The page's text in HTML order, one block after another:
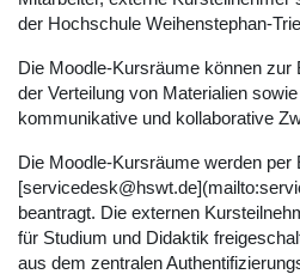
der Hochschule Weihenstephan-
Die Moodle-Kursräume können zur
der Verteilung von Materialien
kommunikative und kollaborative
Die Moodle-Kursräume werden per
beantragt. Die externen
für Studium und Didaktik
aus dem zentralen